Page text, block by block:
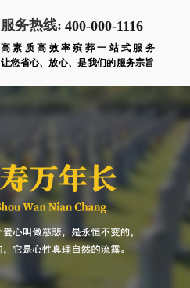
服务热线: 400-000-1116
高素质高效率殡葬一站式服务
让您省心、放心、是我们的服务宗旨